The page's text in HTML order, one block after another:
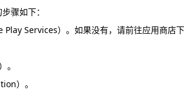
骤如下：
Services）。如果没有，请前往应用商店下
。
）。